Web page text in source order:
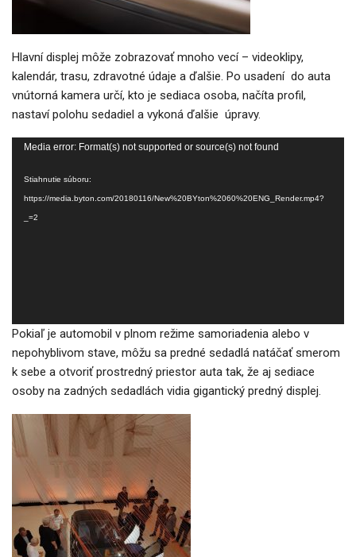
Hlavní displej môže zobrazovať mnoho vecí – videoklipy,
kalendár, trasu, zdravotné údaje a ďalšie. Po usadení do auta
vnútorná kamera určí, kto je sediaca osoba, načíta profil,
nastaví polohu sedadiel a vykoná ďalšie úpravy.
Video
Media error: Format(s) not supported or source(s) not found
Stiahnutie súboru:
https://media.byton.com/20180116/New%20BYton%2060%20ENG_Render.mp4?
_=2
Pokiaľ je automobil v plnom režime samoriadenia alebo v
nepohyblivom stave, môžu sa predné sedadlá natáčať smerom
k sebe a otvoriť prostredný priestor auta tak, že aj sediace
osoby na zadných sedadlách vidia gigantický predný displej.